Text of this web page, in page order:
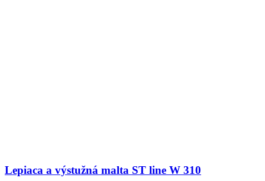
Lepiaca a výstužná malta ST line W 310